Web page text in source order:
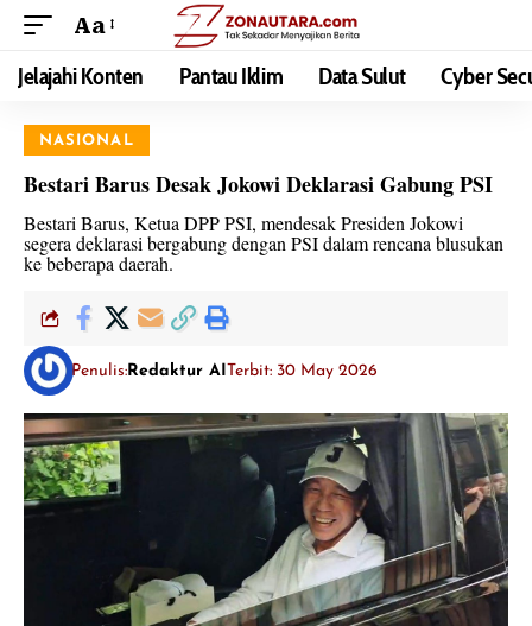
Aa
Jelajahi Konten Pantau Iklim Data Sulut Cyber
NASIONAL
Bestari Barus Desak Jokowi Deklarasi Gabung PSI
Bestari Barus, Ketua DPP PSI, mendesak Presiden Jokowi
segera deklarasi bergabung dengan PSI dalam rencana blusukan
ke beberapa daerah.
Penulis: Redaktur AITerbit: 30 May 2026